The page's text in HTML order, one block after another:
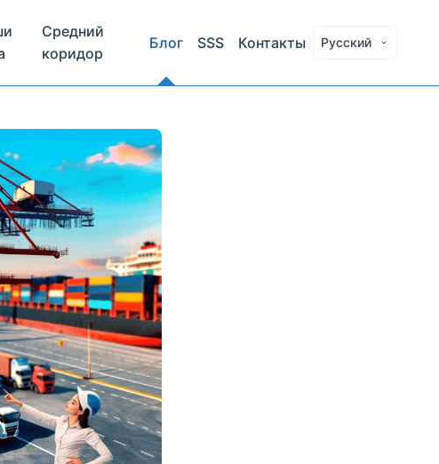
Средний
коридор
Блог SSS Контакты Русский